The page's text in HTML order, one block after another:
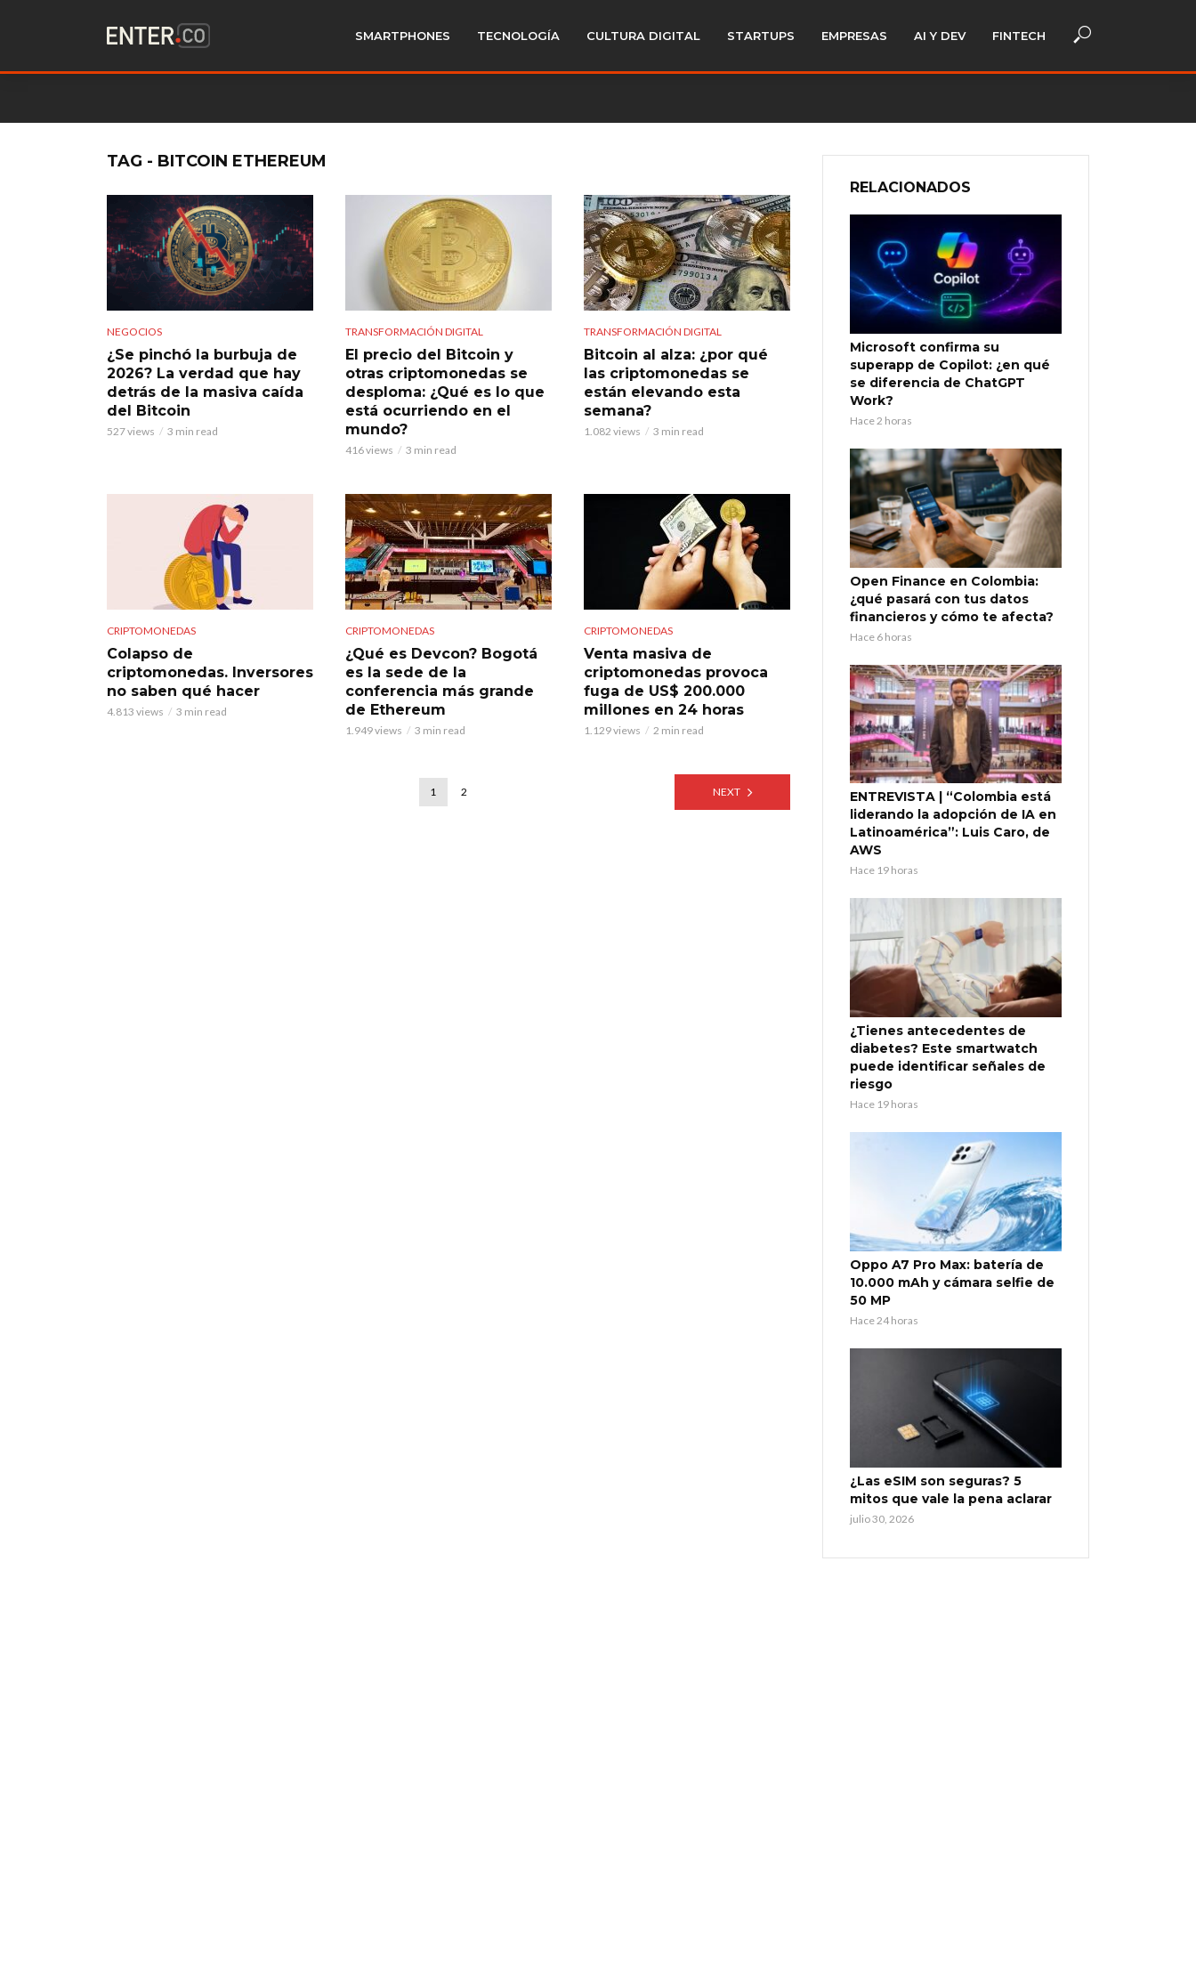
SMARTPHONES TECNOLOGÍA CULTURA DIGITAL STARTUPS EMPRESAS AI Y DEV FINTECH
TAG - BITCOIN ETHEREUM
NEGOCIOS
¿Se pinchó la burbuja de
2026? La verdad que hay
detrás de la masiva caída
del Bitcoin
527 views 3 min read
TRANSFORMACIÓN DIGITAL
El precio del Bitcoin y
otras criptomonedas se
desploma: ¿Qué es lo que
está ocurriendo en el
mundo?
416 views 3 min read
TRANSFORMACIÓN DIGITAL
Bitcoin al alza: ¿por qué
las criptomonedas se
están elevando esta
semana?
1.082 views 3 min read
CRIPTOMONEDAS
Colapso de
criptomonedas. Inversores
no saben qué hacer
4.813 views 3 min read
CRIPTOMONEDAS
¿Qué es Devcon? Bogotá
es la sede de la
conferencia más grande
de Ethereum
1.949 views 3 min read
CRIPTOMONEDAS
Venta masiva de
criptomonedas provoca
fuga de US$ 200.000
millones en 24 horas
1.129 views 2 min read
1 2 NEXT
RELACIONADOS
Microsoft confirma su
superapp de Copilot: ¿en qué
se diferencia de ChatGPT
Work?
Hace 2 horas
Open Finance en Colombia:
¿qué pasará con tus datos
financieros y cómo te afecta?
Hace 6 horas
ENTREVISTA | “Colombia está
liderando la adopción de IA en
Latinoamérica”: Luis Caro, de
AWS
Hace 19 horas
¿Tienes antecedentes de
diabetes? Este smartwatch
puede identificar señales de
riesgo
Hace 19 horas
Oppo A7 Pro Max: batería de
10.000 mAh y cámara selfie de
50 MP
Hace 24 horas
¿Las eSIM son seguras? 5
mitos que vale la pena aclarar
julio 30, 2026